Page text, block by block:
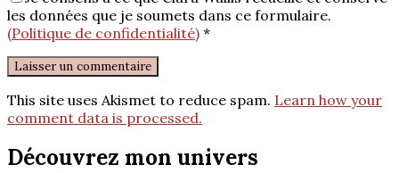
les données que je soumets dans ce formulaire.
(Politique de confidentialité) *
This site uses Akismet to reduce spam. Learn how your
comment data is processed.
Découvrez mon univers